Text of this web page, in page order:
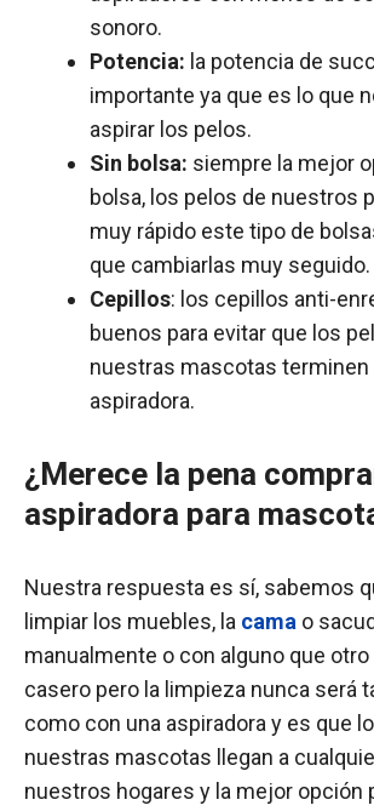
sonoro.
Potencia: la potencia de
importante ya que es lo que
aspirar los pelos.
Sin bolsa: siempre la mejor
bolsa, los pelos de nuestros
muy rápido este tipo de
que cambiarlas muy seguido.
Cepillos: los cepillos anti-
buenos para evitar que los
nuestras mascotas terminen
aspiradora.
¿Merece la pena
aspiradora para
Nuestra respuesta es sí, sabemos
limpiar los muebles, la cama o
manualmente o con alguno que
casero pero la limpieza nunca será
como con una aspiradora y es que
nuestras mascotas llegan a
nuestros hogares y la mejor opción